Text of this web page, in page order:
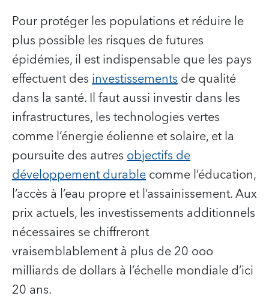
Pour protéger les populations et réduire le
plus possible les risques de futures
épidémies, il est indispensable que les pays
effectuent desinvestissementsde qualité
dans la santé. Il faut aussi investir dans les
infrastructures, les technologies vertes
comme l’énergie éolienne et solaire, et la
poursuite des autresobjectifs de
développement durablecomme l’éducation,
l’accès à l’eau propre et l’assainissement. Aux
prix actuels, les investissements additionnels
nécessaires se chiffreront
vraisemblablement à plus de 20 ooo
milliards de dollars à l’échelle mondiale d’ici
20 ans.